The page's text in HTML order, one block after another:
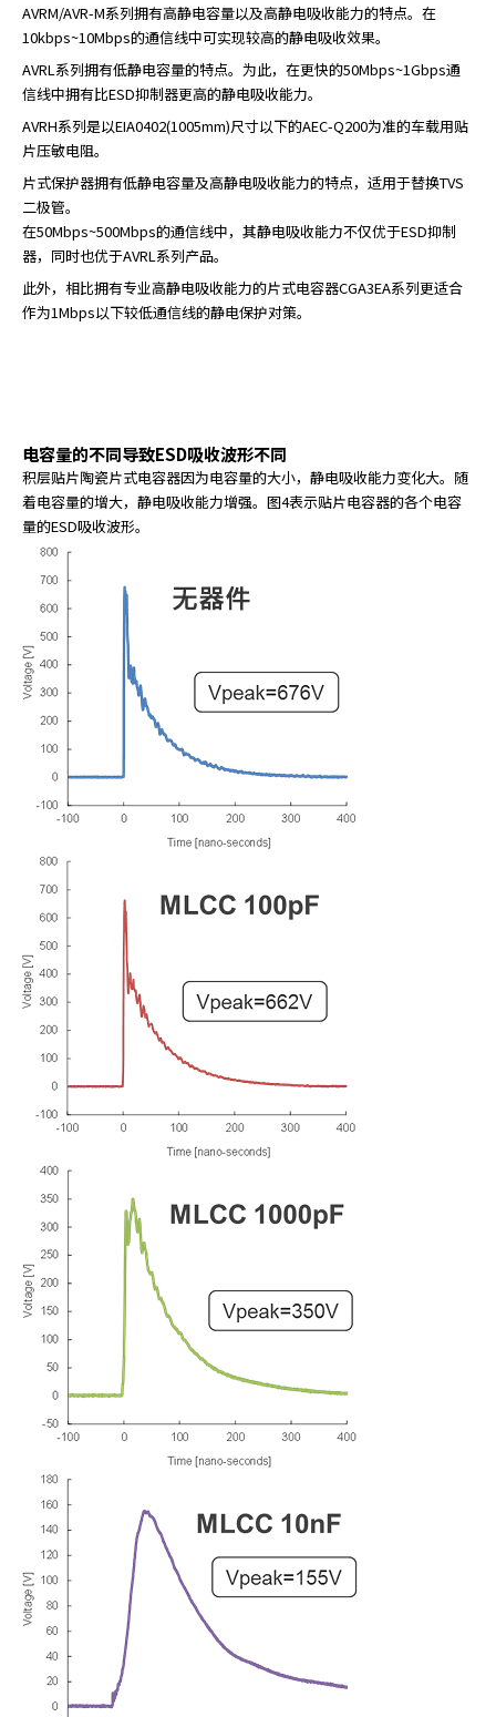
AVRM/AVR-M系列拥有高静电容量以及高静电吸收能力的特点。在
10kbps~10Mbps的通信线中可实现较高的静电吸收效果。
AVRL系列拥有低静电容量的特点。为此，在更快的50Mbps~1Gbps通
信线中拥有比ESD抑制器更高的静电吸收能力。
AVRH系列是以EIA0402(1005mm)尺寸以下的AEC-Q200为准的车载用贴
片压敏电阻。
片式保护器拥有低静电容量及高静电吸收能力的特点，适用于替换TVS
二极管。
在50Mbps~500Mbps的通信线中，其静电吸收能力不仅优于ESD抑制
器，同时也优于AVRL系列产品。
此外，相比拥有专业高静电吸收能力的片式电容器CGA3EA系列更适合
作为1Mbps以下较低通信线的静电保护对策。
电容量的不同导致ESD吸收波形不同
积层贴片陶瓷片式电容器因为电容量的大小，静电吸收能力变化大。随
着电容量的增大，静电吸收能力增强。图4表示贴片电容器的各个电容
量的ESD吸收波形。